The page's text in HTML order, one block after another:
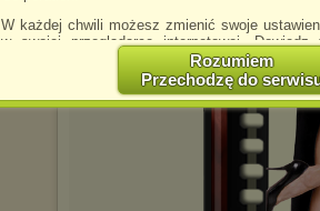
W każdej chwili możesz zmienić swoje
w swojej przeglądarce internetowej.
http://chomikuj.pl/
Jednocześnie informujemy że zmiana
spowodować ograniczenie korzystania ze strony
W przypadku braku twojej zgody na
prosimy o opuszczenie serwisu chomikuj.pl.
przez
(dostosowanie reklam do Twoich potrzeb, analiza
Rozumiem
Przechodzę do